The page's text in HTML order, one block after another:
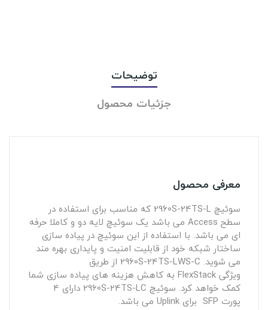
توضیحات
جزئیات محصول
معرفی محصول
سوئیچ 2960S-24TS-L که مناسب برای استفاده در
سطح Access می باشد یک سوئیچ لایه دو و کاملا حرفه
ای می باشد. با استفاده از این سوئیچ در پیاده سازی
ساختار شبکه خود از قابلیت امنیت و پایداری بهره مند
می شوید. WS-C
2960S-24TS-L از طریق
ویژگیFlexStack به کاهش هزینه های پیاده سازی شما
کمک خواهد کرد. سوئیچ C
2960S-24TS-L
دارای 4
پورت SFP برای Uplink می باشد.